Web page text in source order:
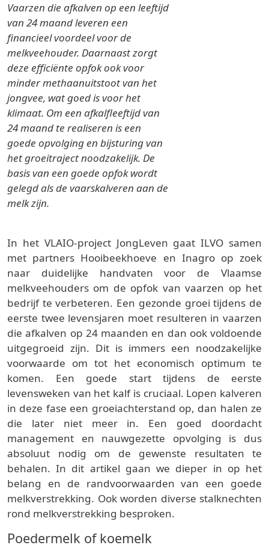
Vaarzen die afkalven op een leeftijd
van 24 maand leveren een
financieel voordeel voor de
melkveehouder. Daarnaast zorgt
deze efficiënte opfok ook voor
minder methaanuitstoot van het
jongvee, wat goed is voor het
klimaat. Om een afkalfleeftijd van
24 maand te realiseren is een
goede opvolging en bijsturing van
het groeitraject noodzakelijk. De
basis van een goede opfok wordt
gelegd als de vaarskalveren aan de
melk zijn.
In het VLAIO-project JongLeven gaat ILVO samen
met partners Hooibeekhoeve en Inagro op zoek
naar duidelijke handvaten voor de Vlaamse
melkveehouders om de opfok van vaarzen op het
bedrijf te verbeteren. Een gezonde groei tijdens de
eerste twee levensjaren moet resulteren in vaarzen
die afkalven op 24 maanden en dan ook voldoende
uitgegroeid zijn. Dit is immers een noodzakelijke
voorwaarde om tot het economisch optimum te
komen. Een goede start tijdens de eerste
levensweken van het kalf is cruciaal. Lopen kalveren
in deze fase een groeiachterstand op, dan halen ze
die later niet meer in. Een goed doordacht
management en nauwgezette opvolging is dus
absoluut nodig om de gewenste resultaten te
behalen. In dit artikel gaan we dieper in op het
belang en de randvoorwaarden van een goede
melkverstrekking. Ook worden diverse stalknechten
rond melkverstrekking besproken.
Poedermelk of koemelk